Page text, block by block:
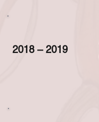
2018 – 2019